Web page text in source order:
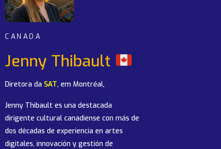
CANADA
Jenny Thibault
Diretora da SAT, em Montréal,
Jenny Thibault es una destacada
dirigente cultural canadiense con más de
dos décadas de experiencia en artes
digitales, innovación y gestión de